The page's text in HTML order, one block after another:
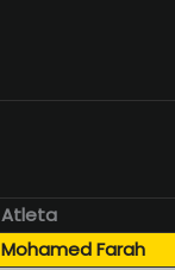
Atleta
Mohamed Farah